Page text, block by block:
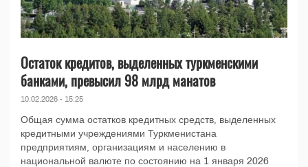
Остаток кредитов, выделенных туркменскими
банками, превысил 98 млрд манатов
10.02.2026 - 15:25
Общая сумма остатков кредитных средств, выделенных
кредитными учреждениями Туркменистана
предприятиям, организациям и населению в
национальной валюте по состоянию на 1 января 2026